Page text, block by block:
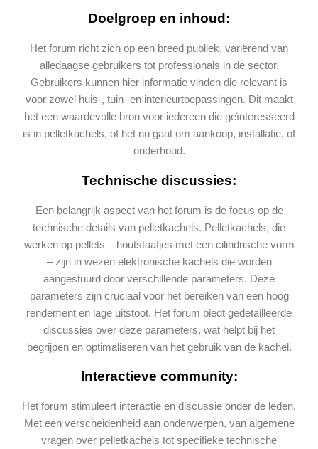
Doelgroep en inhoud:
Het forum richt zich op een breed publiek, variërend van
alledaagse gebruikers tot professionals in de sector.
Gebruikers kunnen hier informatie vinden die relevant is
voor zowel huis-, tuin- en interieurtoepassingen. Dit maakt
het een waardevolle bron voor iedereen die geïnteresseerd
is in pelletkachels, of het nu gaat om aankoop, installatie, of
onderhoud​.
Technische discussies:
Een belangrijk aspect van het forum is de focus op de
technische details van pelletkachels. Pelletkachels, die
werken op pellets – houtstaafjes met een cilindrische vorm
– zijn in wezen elektronische kachels die worden
aangestuurd door verschillende parameters. Deze
parameters zijn cruciaal voor het bereiken van een hoog
rendement en lage uitstoot. Het forum biedt gedetailleerde
discussies over deze parameters, wat helpt bij het
begrijpen en optimaliseren van het gebruik van de kachel.
Interactieve community:
Het forum stimuleert interactie en discussie onder de leden.
Met een verscheidenheid aan onderwerpen, van algemene
vragen over pelletkachels tot specifieke technische